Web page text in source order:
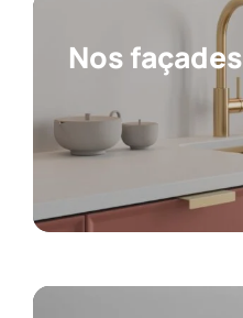
Nos façades